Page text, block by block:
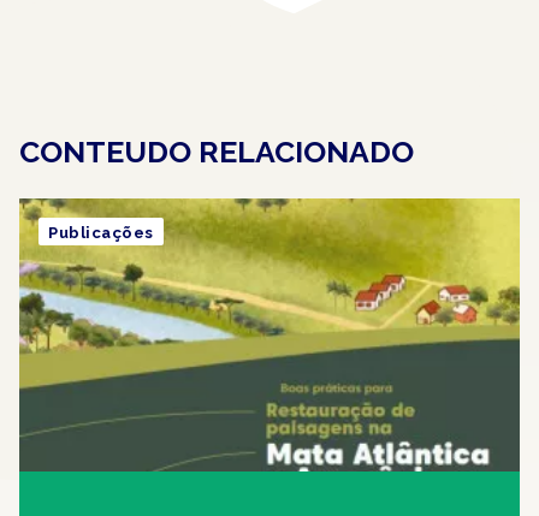
CONTEUDO RELACIONADO
Publicações